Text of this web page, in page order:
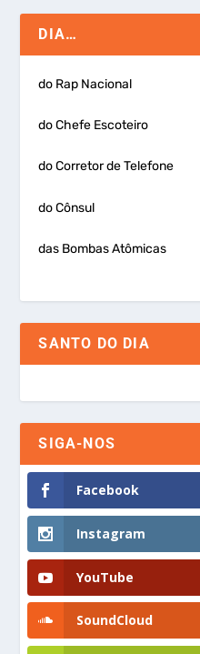
DIA…
do Rap Nacional
do Chefe Escoteiro
do Corretor de Telefone
do Cônsul
das Bombas Atômicas
SANTO DO DIA
SIGA-NOS
Facebook
Instagram
YouTube
SoundCloud